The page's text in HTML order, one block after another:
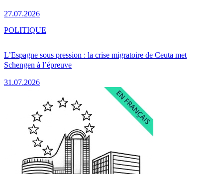
27.07.2026
L’Espagne sous pression : la crise migratoire de Ceuta met
Schengen à l’épreuve
31.07.2026
POLITIQUE